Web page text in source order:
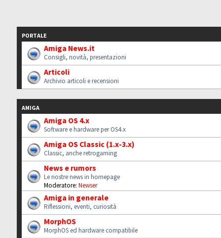
PORTALE
Amiga News.it
Consigli, novità, presentazioni
Articoli
Archivio articoli e recensioni
AMIGA
Amiga OS 4.x
Software e hardware per OS4.x
Amiga OS Classic (1.x-3.x)
Classic, anche retrogaming
News e rumors
Le nostre news in homepage
Moderatore: Newser
Amiga in generale
Riflessioni, eventi, curiosità
MorphOS
MorphOS ed hardware compatibile